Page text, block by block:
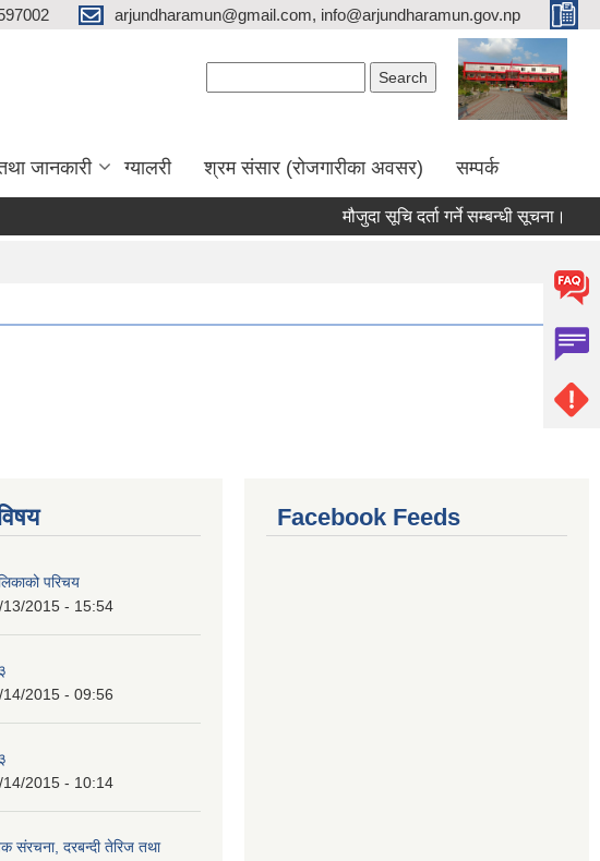
arjundharamun@gmail.com, info@arjundharamun.gov.np
जानकारी ग्यालरी श्रम संसार (रोजगारीका अवसर) सम्पर्क
मौजुदा सूचि दर्ता गर्ने सम्बन्धी सूचना।
परिचय
13/2015 - 15:54
14/2015 - 09:56
14/2015 - 10:14
संरचना, दरबन्दी तेरिज तथा
Facebook Feeds